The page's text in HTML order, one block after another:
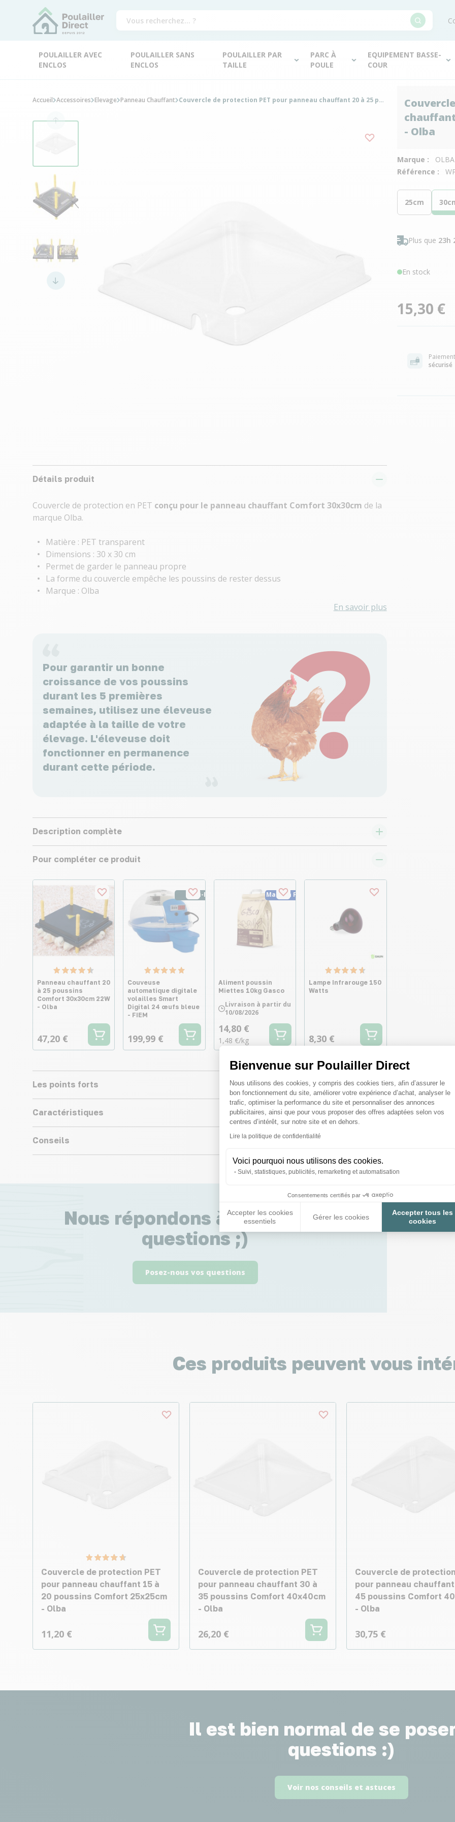
Bienvenue sur Poulailler Direct
Plateforme de Gestion du
Nous utilisons des cookies, y compris des cookies tiers, afin d’assurer le
bon fonctionnement du site, améliorer votre expérience d’achat, analyser le
trafic, optimiser la performance du site et personnaliser des annonces
publicitaires, ainsi que pour vous proposer des offres adaptées selon vos
centres d’intérêt, sur notre site et en dehors.
Lire la politique de confidentialité
Voici pourquoi nous utilisons des cookies.
Suivi, statistiques, publicités, remarketing et automatisation
Consentements certifiés par
Accepter les cookies
essentiels
Gérer les cookies
Accepter tous les
cookies
Axeptio consent
POULAILLER AVEC
ENCLOS
POULAILLER SANS
ENCLOS
POULAILLER PAR
TAILLE
PARC À
POULE
EQUIPEMENT BASSE-
COUR
- Olba
Marque :
OLBA
Référence :
25cm
Plus que 23h
En stock
15,30 €
Paiement
sécurisé
Détails produit
Couvercle de protection en PET conçu pour le panneau chauffant Comfort 30x30cm de la
marque Olba.
Matière : PET transparent
Dimensions : 30 x 30 cm
Permet de garder le panneau propre
La forme du couvercle empêche les poussins de rester dessus
Marque : Olba
En savoir plus
Pour garantir un bonne
croissance de vos poussins
durant les 5 premières
semaines, utilisez une éleveuse
adaptée à la taille de votre
élevage. L'éleveuse doit
fonctionner en permanence
durant cette période.
Description complète
Pour compléter ce produit
Panneau chauffant 20
à 25 poussins
Comfort 30x30cm 22W
- Olba
47,20 €
Semi-Pro
Couveuse
automatique digitale
volailles Smart
Digital 24 œufs bleue
- FIEM
199,99 €
Made in France
Aliment poussin
Miettes 10kg Gasco
Livraison à partir du
10/08/2026
14,80 €
1,48 €/kg
Lampe Infrarouge 150
Watts
8,30 €
Les points forts
Caractéristiques
Conseils
Nous répondons à toutes vos
questions ;)
Posez-nous vos questions
Accueil Accessoires Elevage Panneau Chauffant Couvercle de protection PET pour panneau chauffant 20 à 25 poussins Comfort 30x30cm - Olba
Ces produits peuvent vous
Couvercle de protection PET
pour panneau chauffant 15 à
20 poussins Comfort 25x25cm
- Olba
11,20 €
Couvercle de protection PET
pour panneau chauffant 30 à
35 poussins Comfort 40x40cm
- Olba
26,20 €
Couvercle de
pour panneau
45 poussins Comfort
- Olba
30,75 €
Il est bien normal de se
questions :)
Voir nos conseils et astuces